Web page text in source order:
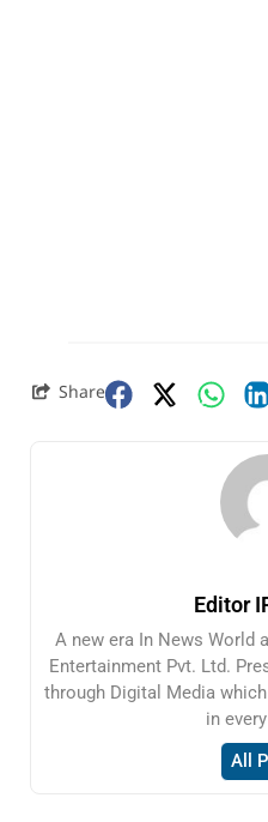
Share
Editor
A new era In News World
Entertainment Pvt. Ltd.
through Digital Media
in
All